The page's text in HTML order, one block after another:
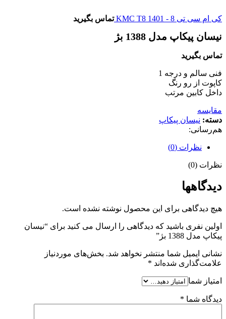
کی ام سی تی 8 - KMC T8 1401 تماس بگیرید
نیسان پیکاپ مدل 1388 بژ
تماس بگیرید
فنی سالم و درجه 1
کاپوت از رو رنگ
داخل کابین مرتب
مقایسه
دسته: نیسان پیکاپ
هم‌رسانی:
نظرات (0)
نظرات (0)
دیدگاهها
هیچ دیدگاهی برای این محصول نوشته نشده است.
اولین نفری باشید که دیدگاهی را ارسال می کنید برای “نیسان
پیکاپ مدل 1388 بژ”
نشانی ایمیل شما منتشر نخواهد شد. بخش‌های موردنیاز
علامت‌گذاری شده‌اند *
امتیاز شما
دیدگاه شما *